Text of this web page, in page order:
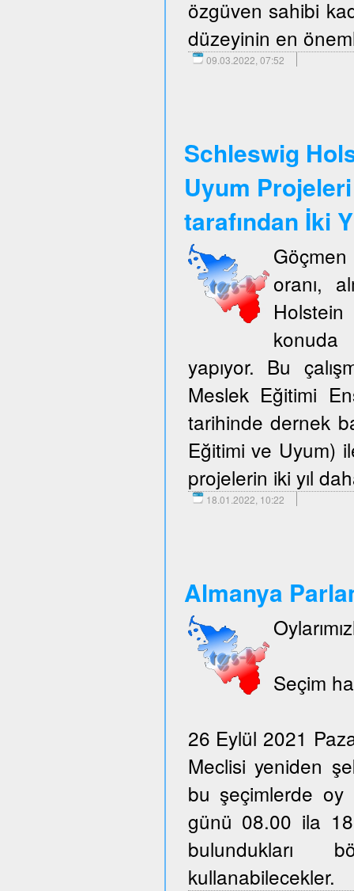
özgüven sahibi
düzeyinin en
09.03.2022, 07:52
Schleswig
Uyum
tarafından İki
oranı,
konuda
yapıyor. Bu
Meslek Eğitimi
tarihinde dernek
Eğitimi ve Uyum)
projelerin iki yıl
18.01.2022, 10:22
Almanya
Seçim
26 Eylül 2021
Meclisi yeniden
bu şeçimlerde oy
günü 08.00 ila
bulundukları
kullanabilecekler.